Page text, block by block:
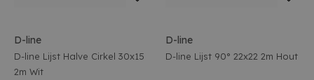
D-line
D-line Lijst Halve Cirkel 30x15
2m Wit
D-line
D-line Lijst 90° 22x22 2m Hout